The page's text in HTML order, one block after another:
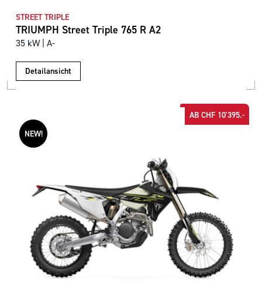
STREET TRIPLE
TRIUMPH Street Triple 765 R A2
35 kW | A-
Detailansicht
NEW!
AB CHF 10'395.-